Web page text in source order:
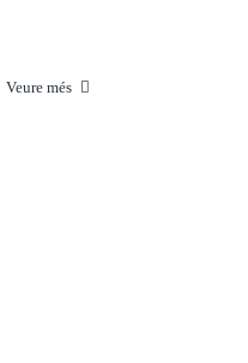
Veure més